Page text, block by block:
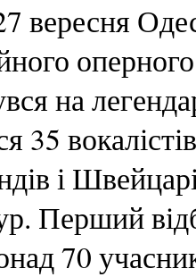
вересня
на
35
і
Перший
70